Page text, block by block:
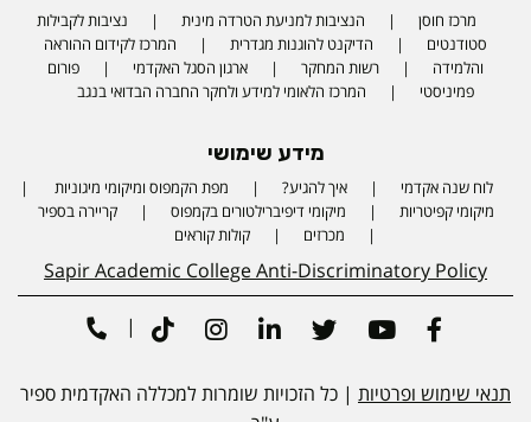
מרכז חוסן הנציבות למניעת הטרדה מינית
נציבות לקבילות
סטודנטים
הדיקנט להוגנות מגדרית
המרכז לקידום ההוראה
והלמידה
רשות המחקר ארגון הסגל האקדמי
פורום
פמיניסטי
המרכז הלאומי למידע ולחקר החברה הבדואי בנגב
מידע שימושי
לוח שנה אקדמי איך להגיע?
מפת הקמפוס ומיקומי מיגוניות
מיקומי קפיטריות
מיקומי דיפיברילטורים בקמפוס
קריירה בספיר
מכרזים
קולות קוראים
Sapir Academic College Anti-Discriminatory Policy
תנאי שימוש ופרטיות | כל הזכויות שומרות למכללה האקדמית ספיר
Facebook
Youtube
Twitter
Linkedin
Instagram
Tiktok
|
Phone number